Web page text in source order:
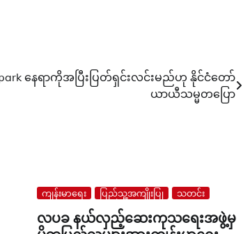
park နေရာကိုအပြီးပြတ်ရှင်းလင်းမည်ဟု နိုင်ငံတော်
ယာယီသမ္မတပြော
ကျန်းမာရေး ပြည်သူ့အကျိုးပြု သတင်း
လပခ နယ်လှည့်ဆေးကုသရေးအဖွဲ့မှ